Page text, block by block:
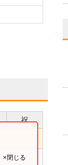
祝
×閉じる